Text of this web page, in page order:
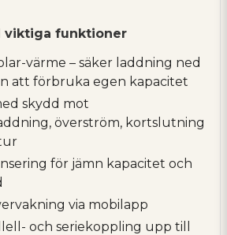
viktiga funktioner
värme – säker laddning ned
att förbruka egen kapacitet
skydd mot
överström, kortslutning
för jämn kapacitet och
via mobilapp
och seriekoppling upp till